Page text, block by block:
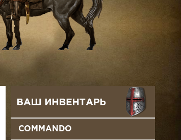
COMMANDO